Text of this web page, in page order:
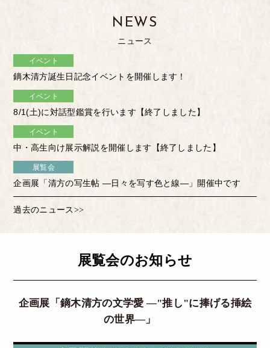
NEWS
ニュース
イベント
鏑木清方誕生日記念イベントを開催します！
イベント
8/1(土)に対話型鑑賞を行います【終了しました】
イベント
中・高生向け展示解説を開催します【終了しました】
展覧会
企画展「清方の写生帖 ―日々を写す色と線―」開催中です
過去のニュース>>
展覧会のお知らせ
企画展「鏑木清方の文学愛 ―"推し"に捧げる挿絵
の世界―」